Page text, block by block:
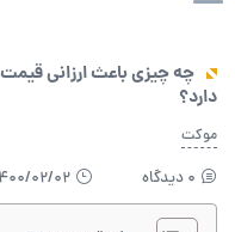
چه چیزی باعث ارزانی
دارد؟
موکت
0 دیدگاه 02/02